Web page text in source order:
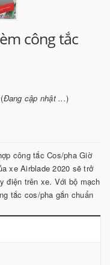
công tắc
Đang cập nhật ...)
công tắc Cos/pha Giờ
xe Airblade 2020 sẽ trở
điện trên xe. Với bộ mạch
tắc cos/pha gắn chuẩn